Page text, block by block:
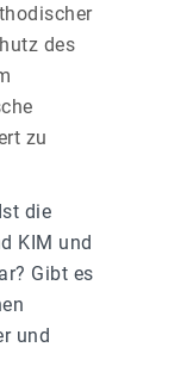
des
zu
die
KIM und
Gibt es
und